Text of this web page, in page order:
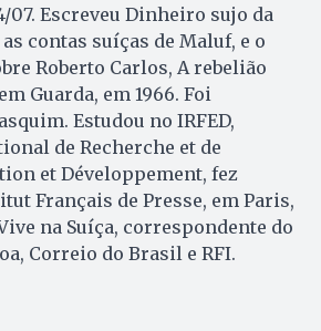
Escreveu Dinheiro sujo da
contas suíças de Maluf, e o
Roberto Carlos, A rebelião
Guarda, em 1966. Foi
Estudou no IRFED,
de Recherche et de
et Développement, fez
Français de Presse, em Paris,
na Suíça, correspondente do
Correio do Brasil e RFI.